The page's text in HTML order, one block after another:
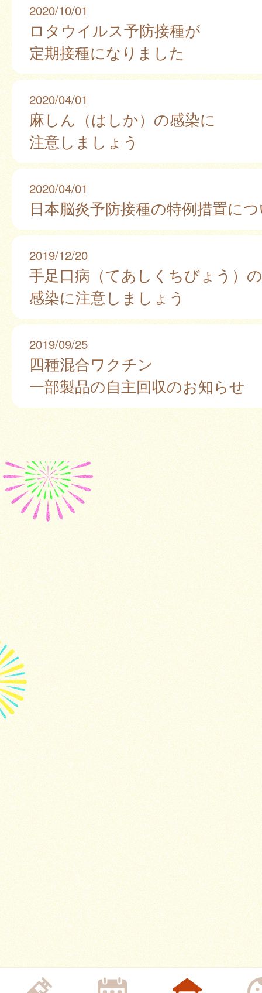
2020/10/01
ロタウイルス予防接種が
定期接種になりました
2020/04/01
麻しん（はしか）の感染に
注意しましょう
2020/04/01
日本脳炎予防接種の特例措置に
2019/12/20
手足口病（てあしくちびょう）の
感染に注意しましょう
2019/09/25
四種混合ワクチン
一部製品の自主回収のお知らせ